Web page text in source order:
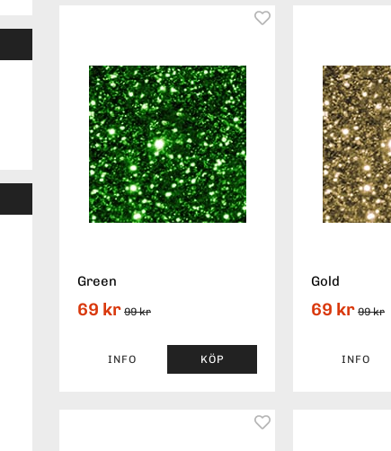
Green
69 kr 99 kr
INFO KÖP
Gold
69 kr 99 kr
INFO